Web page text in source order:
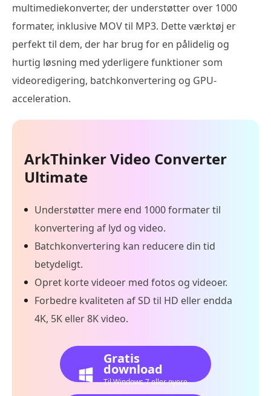
multimediekonverter, der understøtter over 1000
formater, inklusive MOV til MP3. Dette værktøj er
perfekt til dem, der har brug for en pålidelig og
hurtig løsning med yderligere funktioner som
videoredigering, batchkonvertering og GPU-
acceleration.
ArkThinker Video Converter
Ultimate
Understøtter mere end 1000 formater til
konvertering af lyd og video.
Batchkonvertering kan reducere din tid
betydeligt.
Opret korte videoer med fotos og videoer.
Forbedre kvaliteten af SD til HD eller endda
4K, 5K eller 8K video.
Gratis
download
Til Windows 7 eller nyere